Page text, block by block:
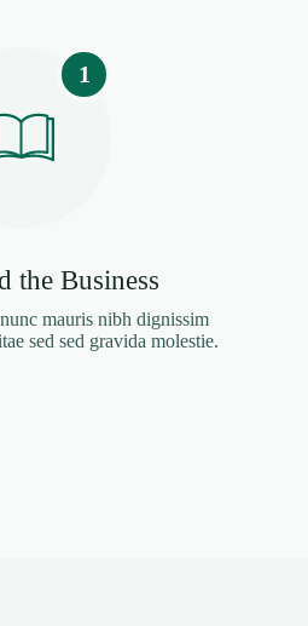
1
the Business
mauris nibh dignissim
sed sed gravida molestie.